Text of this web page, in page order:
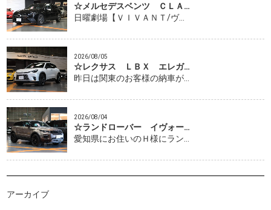
☆メルセデスベンツ ＣＬＡ…
日曜劇場【ＶＩＶＡＮＴ/ヴ…
2026/08/05
☆レクサス ＬＢＸ エレガ…
昨日は関東のお客様の納車が…
2026/08/04
☆ランドローバー イヴォー…
愛知県にお住いのＨ様にラン…
アーカイブ